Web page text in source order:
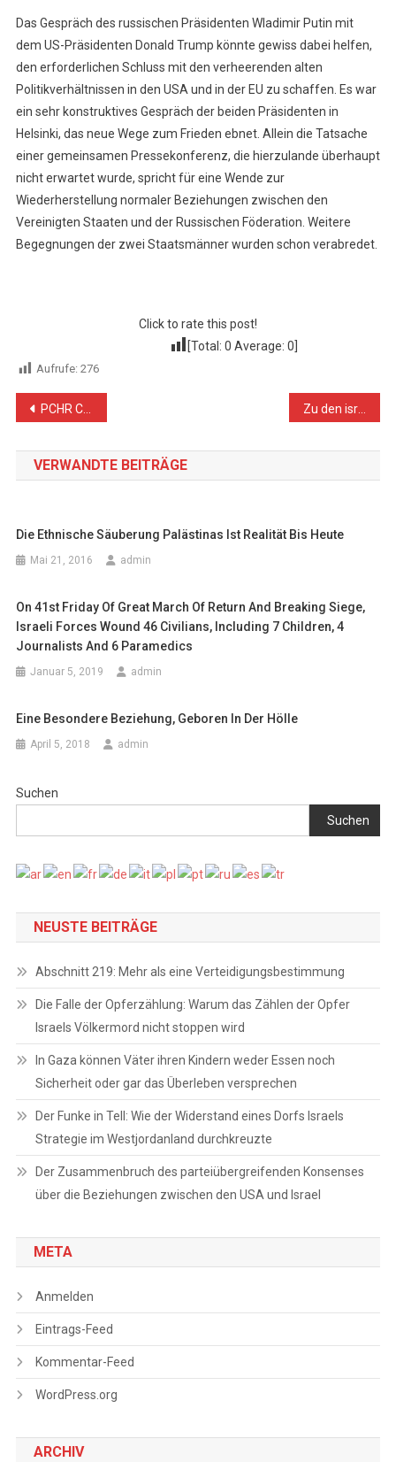
Das Gespräch des russischen Präsidenten Wladimir Putin mit
dem US-Präsidenten Donald Trump könnte gewiss dabei helfen,
den erforderlichen Schluss mit den verheerenden alten
Politikverhältnissen in den USA und in der EU zu schaffen. Es war
ein sehr konstruktives Gespräch der beiden Präsidenten in
Helsinki, das neue Wege zum Frieden ebnet. Allein die Tatsache
einer gemeinsamen Pressekonferenz, die hierzulande überhaupt
nicht erwartet wurde, spricht für eine Wende zur
Wiederherstellung normaler Beziehungen zwischen den
Vereinigten Staaten und der Russischen Föderation. Weitere
Begegnungen der zwei Staatsmänner wurden schon verabredet.
Click to rate this post!
[Total: 0 Average: 0
Aufrufe: 276
Beitragsnavigation
PCHR Condemns Israeli Authorities’ Decision to Decrease Fishing Area to Three Nautical Miles Zu den israelischen Angriffen auf Gaza
VERWANDTE BEITRÄGE
Die Ethnische Säuberung Palästinas Ist Realität Bis Heute
Mai 21, 2016 admin
On 41st Friday Of Great March Of Return And Breaking Siege,
Israeli Forces Wound 46 Civilians, Including 7 Children, 4
Journalists And 6 Paramedics
Januar 5, 2019 admin
Eine Besondere Beziehung, Geboren In Der Hölle
April 5, 2018 admin
Suchen
Suchen
NEUSTE BEITRÄGE
Abschnitt 219: Mehr als eine Verteidigungsbestimmung
Die Falle der Opferzählung: Warum das Zählen der Opfer
Israels Völkermord nicht stoppen wird
In Gaza können Väter ihren Kindern weder Essen noch
Sicherheit oder gar das Überleben versprechen
Der Funke in Tell: Wie der Widerstand eines Dorfs Israels
Strategie im Westjordanland durchkreuzte
Der Zusammenbruch des parteiübergreifenden Konsenses
über die Beziehungen zwischen den USA und Israel
META
Anmelden
Eintrags-Feed
Kommentar-Feed
WordPress.org
ARCHIV